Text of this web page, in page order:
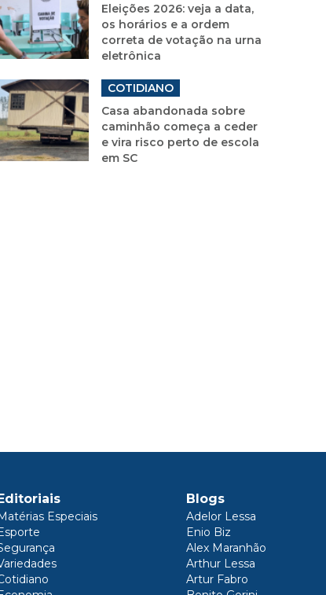
Eleições 2026: veja a data,
os horários e a ordem
correta de votação na urna
eletrônica
COTIDIANO
Casa abandonada sobre
caminhão começa a ceder
e vira risco perto de escola
em SC
Especiais
Blogs
Adelor Lessa
Enio Biz
Alex Maranhão
Arthur Lessa
Artur Fabro